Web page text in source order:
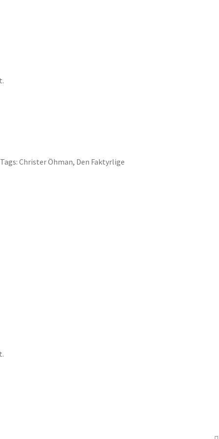
Tags:Christer Öhman, Den Faktyrlige